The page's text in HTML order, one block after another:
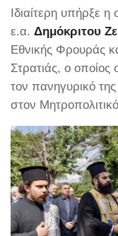
Ιδιαίτερη υπήρξε
ε.α. Δημόκριτου
Εθνικής Φρουράς
Στρατιάς, ο οποίος
τον πανηγυρικό
στον